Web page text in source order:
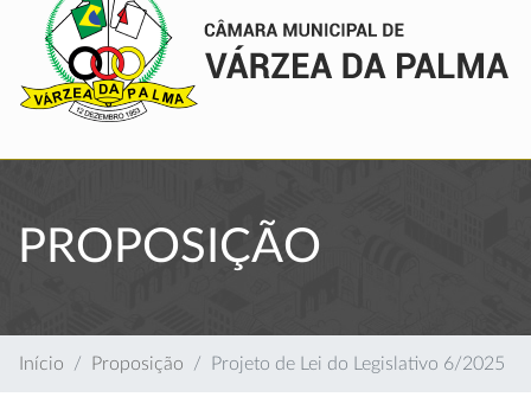
PROPOSIÇÃO
Início Proposição Projeto de Lei do Legislativo 6/2025